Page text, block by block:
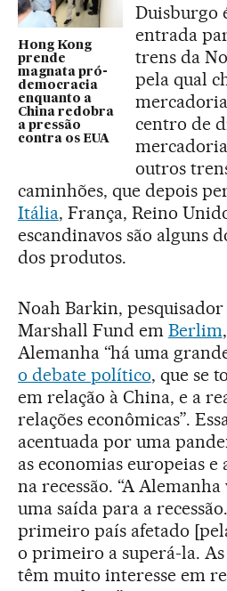
Hong Kong
prende
magnata pró-
democracia
enquanto a
China redobra
a pressão
contra os EUA
Duisburgo
entrada
trens da
pela qual
centro de
outros
caminhões, que depois
Itália, França, Reino
escandinavos são alguns
dos produtos.
Noah Barkin,
Marshall Fund em Berlim
Alemanha “há uma
o debate político, que se
em relação à China, e a
relações econômicas”.
acentuada por uma
as economias europeias e
na recessão. “A
uma saída para a
primeiro país afetado
o primeiro a superá-la. As
têm muito interesse em